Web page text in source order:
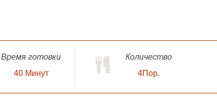
Время готовки
40 Минут
Количество
4Пор.